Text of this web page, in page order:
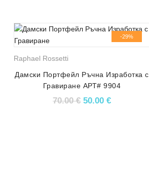
65.45 €.е: 44.00 €.
-29%
Raphael Rossetti
Дамски Портфейл Ръчна Изработка с
Гравиране АРТ# 9904
70.00€ Original price
50.00€